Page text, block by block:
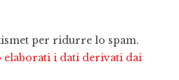
per ridurre lo spam.
elaborati i dati derivati dai